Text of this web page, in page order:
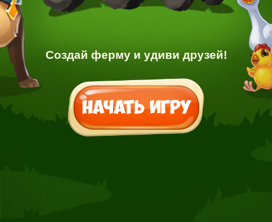
Создай ферму и удиви друзей!